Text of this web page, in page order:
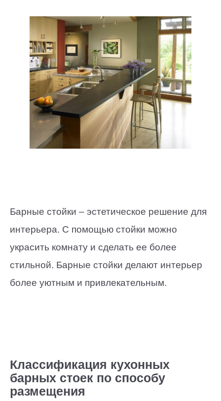
Барные стойки – эстетическое решение для
интерьера. С помощью стойки можно
украсить комнату и сделать ее более
стильной. Барные стойки делают интерьер
более уютным и привлекательным.
Классификация кухонных
барных стоек по способу
размещения